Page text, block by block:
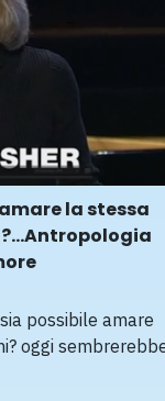
la stessa
possibile amare
oggi